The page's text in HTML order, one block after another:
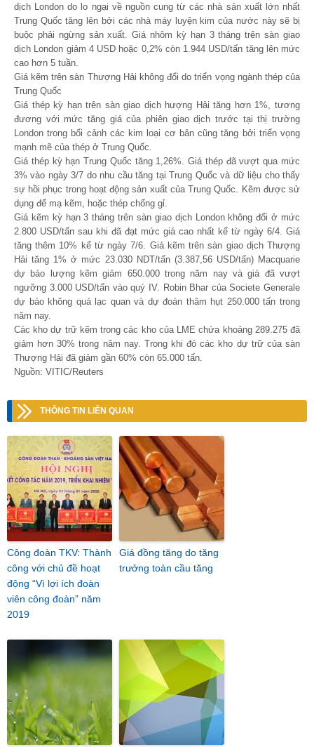
dịch London do lo ngại về nguồn cung từ các nhà sản xuất lớn nhất
Trung Quốc tăng lên bởi các nhà máy luyện kim của nước này sẽ bị
buộc phải ngừng sản xuất. Giá nhôm kỳ hạn 3 tháng trên sàn giao
dịch London giảm 4 USD hoặc 0,2% còn 1.944 USD/tấn tăng lên mức
cao hơn 5 tuần.
Giá kẽm trên sàn Thượng Hải không đổi do triển vọng ngành thép của
Trung Quốc
Giá thép kỳ hạn trên sàn giao dịch hượng Hải tăng hơn 1%, tương
đương với mức tăng giá của phiên giao dịch trước tại thị trường
London trong bối cảnh các kim loại cơ bản cũng tăng bởi triển vọng
mạnh mẽ của thép ở Trung Quốc.
Giá thép kỳ hạn Trung Quốc tăng 1,26%. Giá thép đã vượt qua mức
3% vào ngày 3/7 do nhu cầu tăng tại Trung Quốc và dữ liệu cho thấy
sự hồi phục trong hoạt động sản xuất của Trung Quốc. Kẽm được sử
dụng để mạ kẽm, hoặc thép chống gỉ.
Giá kẽm kỳ hạn 3 tháng trên sàn giao dịch London không đổi ở mức
2.800 USD/tấn sau khi đã đạt mức giá cao nhất kể từ ngày 6/4. Giá
tăng thêm 10% kể từ ngày 7/6. Giá kẽm trên sàn giao dịch Thượng
Hải tăng 1% ở mức 23.030 NDT/tấn (3.387,56 USD/tấn) Macquarie
dự báo lượng kẽm giảm 650.000 trong năm nay và giá đã vượt
ngưỡng 3.000 USD/tấn vào quý IV. Robin Bhar của Societe Generale
dự báo không quá lạc quan và dự đoán thâm hụt 250.000 tấn trong
năm nay.
Các kho dự trữ kẽm trong các kho của LME chứa khoảng 289.275 đã
giảm hơn 30% trong năm nay. Trong khi đó các kho dự trữ của sàn
Thượng Hải đã giảm gần 60% còn 65.000 tấn.
Nguồn: VITIC/Reuters
THÔNG TIN LIÊN QUAN
Công đoàn TKV: Thành
công với chủ đề hoạt
động “Vì lợi ích đoàn
viên công đoàn” năm
2019
Giá đồng tăng do tăng
trưởng toàn cầu tăng